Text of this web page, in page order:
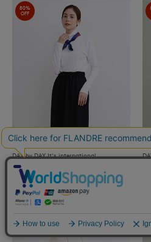
80%
OFF
DAY by DAY It's international
イス》
￥1,386(税込)
80%